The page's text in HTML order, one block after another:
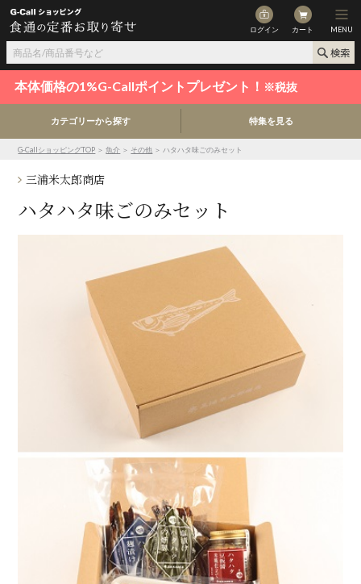
ログイン カート MENU
本体価格の1%G-Callポイントプレゼント！ ※税抜
カテゴリーから探す 特集を見る
G-CallショッピングTOP ＞魚介 ＞ その他 ＞ ハタハタ味ごのみセット
三浦米太郎商店
ハタハタ味ごのみセット